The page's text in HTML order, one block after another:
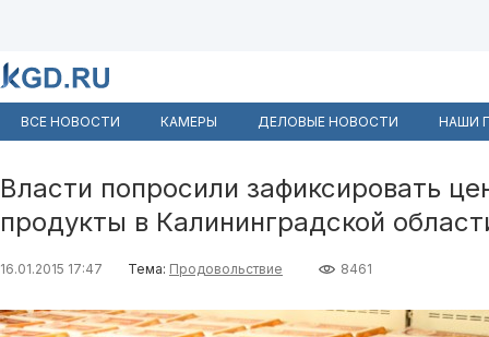
ВСЕ НОВОСТИ КАМЕРЫ ДЕЛОВЫЕ НОВОСТИ НАШИ
Власти попросили зафиксировать
продукты в Калининградской
16.01.2015 17:47 Тема: Продовольствие 8461